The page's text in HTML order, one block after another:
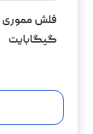
گیگابایت